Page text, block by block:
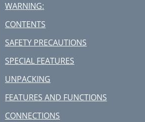
WARNING:
CONTENTS
SAFETY PRECAUTIONS
SPECIAL FEATURES
UNPACKING
FEATURES AND FUNCTIONS
CONNECTIONS